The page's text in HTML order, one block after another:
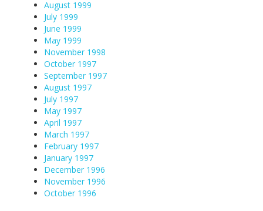
August 1999
July 1999
June 1999
May 1999
November 1998
October 1997
September 1997
August 1997
July 1997
May 1997
April 1997
March 1997
February 1997
January 1997
December 1996
November 1996
October 1996